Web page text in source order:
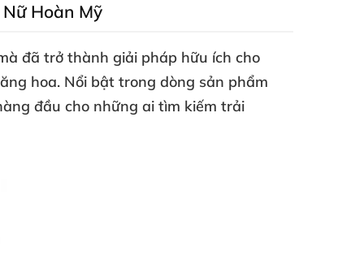
Hoàn Mỹ
đã trở thành giải pháp hữu ích cho
hoa. Nổi bật trong dòng sản phẩm
đầu cho những ai tìm kiếm trải